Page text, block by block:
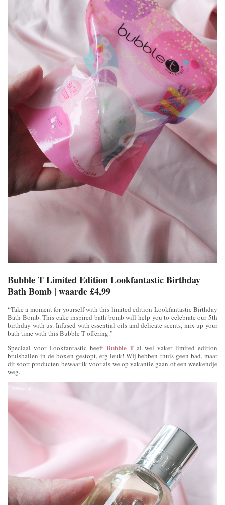
Bubble T Limited Edition Lookfantastic Birthday
Bath Bomb | waarde £4,99
“Take a moment for yourself with this limited edition Lookfantastic Birthday
Bath Bomb. This cake inspired bath bomb will help you to celebrate our 5th
birthday with us. Infused with essential oils and delicate scents, mix up your
bath time with this Bubble T offering.”
Speciaal voor Lookfantastic heeft Bubble Tal wel vaker limited edition
bruisballen in de boxen gestopt, erg leuk! Wij hebben thuis geen bad, maar
dit soort producten bewaar ik voor als we op vakantie gaan of een weekendje
weg.